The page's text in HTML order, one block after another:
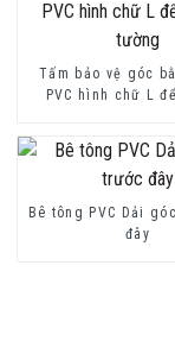
Tấm bảo vệ góc
PVC hình chữ L
Bê tông PVC Dải
đây